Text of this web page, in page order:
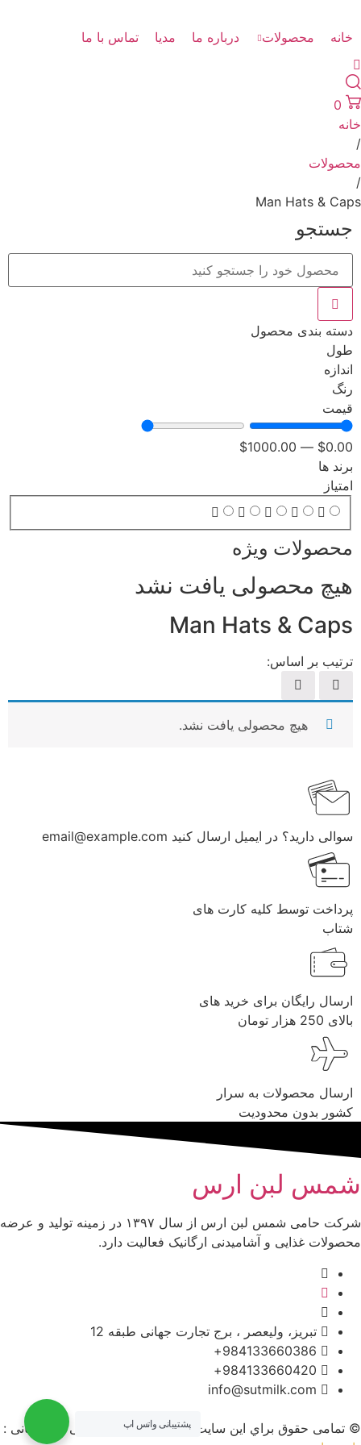
خانه محصولات درباره ما مدیا تماس با ما
0
خانه
/
محصولات
/
Man Hats & Caps
جستجو
دسته بندی محصول
طول
اندازه
رنگ
قیمت
$0.00
—
$1000.00
برند ها
امتیاز
محصولات ویژه
هیچ محصولی یافت نشد
Man Hats & Caps
ترتیب بر اساس:
هیچ محصولی یافت نشد.
سوالی دارید؟ در ایمیل ارسال کنید email@example.com
پرداخت توسط کلیه کارت های
شتاب
ارسال رایگان برای خرید های
بالای 250 هزار تومان
ارسال محصولات به سرار
کشور بدون محدودیت
شمس لبن ارس
شرکت حامی شمس لبن ارس از سال ۱۳۹۷ در زمینه تولید و عرضه
محصولات غذایی و آشامیدنی ارگانیک فعالیت دارد.
تبریز، ولیعصر ، برج تجارت جهانی طبقه 12
984133660386+
984133660420+
info@sutmilk.com
© تمامی حقوق براي این سایت محفوظ است . طراحی و پشتیبانی :
پشتیبانی واتس اپ